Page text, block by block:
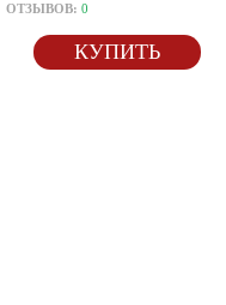
ОТЗЫВОВ: 0
КУПИТЬ